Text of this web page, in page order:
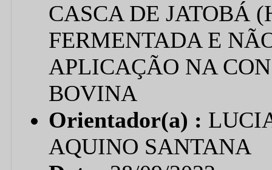
CASCA DE JATOBÁ
FERMENTADA E
APLICAÇÃO NA
BOVINA
Orientador(a) :
AQUINO SANTANA